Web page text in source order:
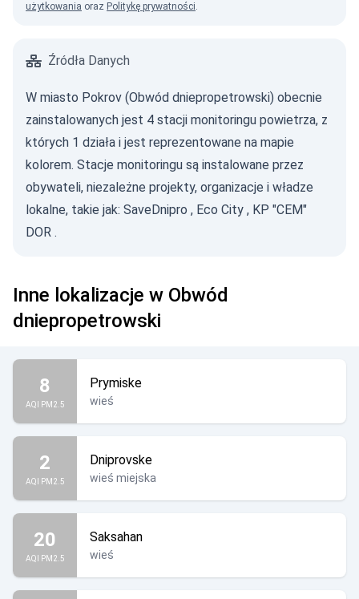
użytkowania oraz Politykę prywatności.
Źródła Danych
W miasto Pokrov (Obwód dniepropetrowski) obecnie
zainstalowanych jest 4 stacji monitoringu powietrza, z
których 1 działa i jest reprezentowane na mapie
kolorem. Stacje monitoringu są instalowane przez
obywateli, niezależne projekty, organizacje i władze
lokalne, takie jak: SaveDnipro , Eco City , KP "CEM"
DOR .
Inne lokalizacje w Obwód
dniepropetrowski
8
AQI PM2.5
Prymiske
wieś
2
AQI PM2.5
Dniprovske
wieś miejska
20
AQI PM2.5
Saksahan
wieś